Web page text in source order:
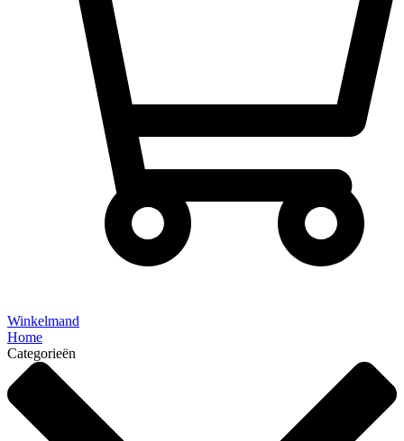
Winkelmand
Home
Categorieën